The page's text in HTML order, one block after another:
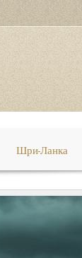
Шри-Ланка